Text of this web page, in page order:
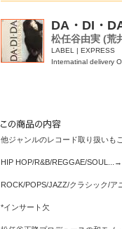
DA・DI・
松任谷由実 (荒
LABEL | EXPRESS
Internatinal delivery
他ジャンルのレコード取り扱いも
HIP HOP/R&B/REGGAE/SOUL...→
ROCK/POPS/JAZZ/クラシック/ア
*インサート欠